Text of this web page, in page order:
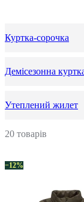
Куртка-сорочка
Демісезонна
Утеплений жилет
20 товарів
−12%